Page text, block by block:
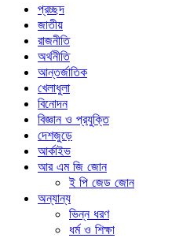
প্রচ্ছদ
জাতীয়
রাজনীতি
অর্থনীতি
আন্তর্জাতিক
খেলাধুলা
বিনোদন
বিজ্ঞান ও প্রযুক্তি
দেশজুড়ে
আর্কাইভ
আর এম জি জোন
ই পি জেড জোন
অন্যান্য
ভিন্ন ধরণ
ধর্ম ও শিক্ষা